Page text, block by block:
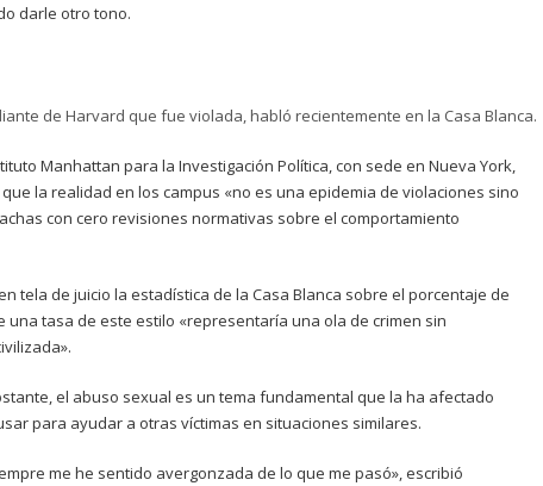
darle otro tono.
de Harvard que fue violada, habló recientemente en la Casa Blanca.
Manhattan para la Investigación Política, con sede en Nueva York,
la realidad en los campus «no es una epidemia de violaciones sino
con cero revisiones normativas sobre el comportamiento
tela de juicio la estadística de la Casa Blanca sobre el porcentaje de
una tasa de este estilo «representaría una ola de crimen sin
el abuso sexual es un tema fundamental que la ha afectado
para ayudar a otras víctimas en situaciones similares.
me he sentido avergonzada de lo que me pasó», escribió